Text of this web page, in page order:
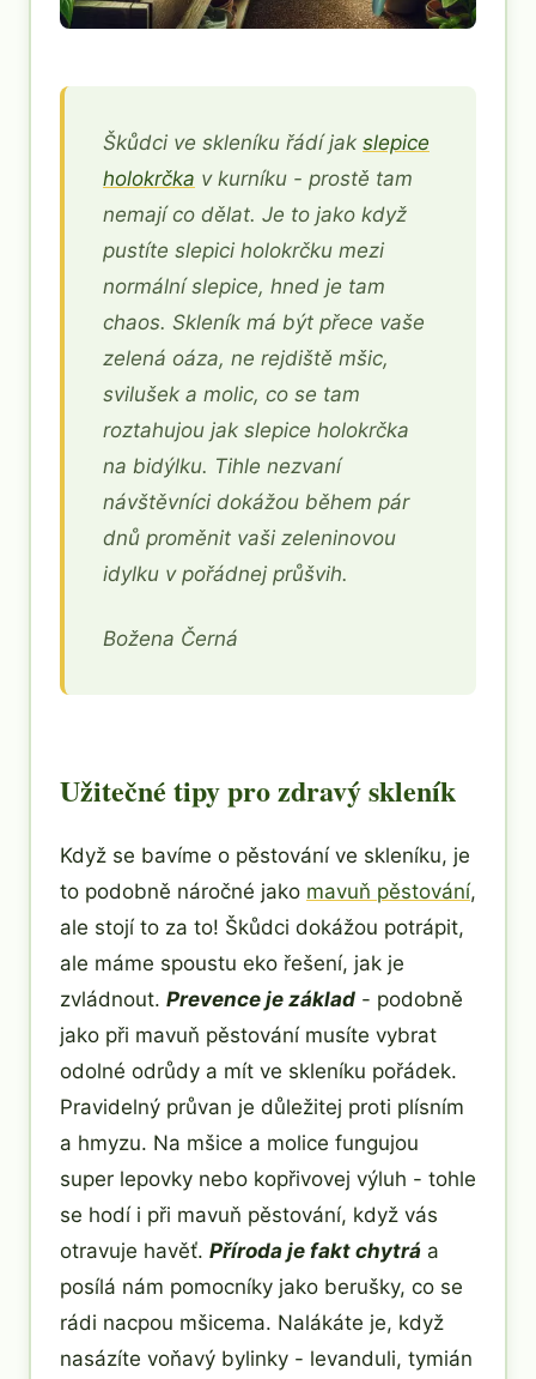
Škůdci ve skleníku řádí jak slepice
holokrčka v kurníku - prostě tam
nemají co dělat. Je to jako když
pustíte slepici holokrčku mezi
normální slepice, hned je tam
chaos. Skleník má být přece vaše
zelená oáza, ne rejdiště mšic,
svilušek a molic, co se tam
roztahujou jak slepice holokrčka
na bidýlku. Tihle nezvaní
návštěvníci dokážou během pár
dnů proměnit vaši zeleninovou
idylku v pořádnej průšvih.
Božena Černá
Užitečné tipy pro zdravý skleník
Když se bavíme o pěstování ve skleníku, je
to podobně náročné jako mavuň pěstování,
ale stojí to za to! Škůdci dokážou potrápit,
ale máme spoustu eko řešení, jak je
zvládnout. Prevence je základ - podobně
jako při mavuň pěstování musíte vybrat
odolné odrůdy a mít ve skleníku pořádek.
Pravidelný průvan je důležitej proti plísním
a hmyzu. Na mšice a molice fungujou
super lepovky nebo kopřivovej výluh - tohle
se hodí i při mavuň pěstování, když vás
otravuje havěť. Příroda je fakt chytrá a
posílá nám pomocníky jako berušky, co se
rádi nacpou mšicema. Nalákáte je, když
nasázíte voňavý bylinky - levanduli, tymián